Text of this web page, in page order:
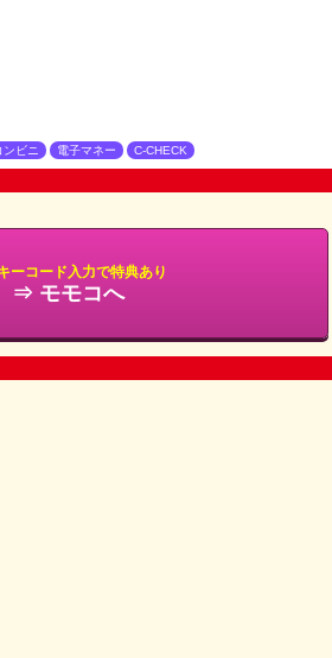
ンビニ 電子マネー C-CHECK
ーコード入力で特典あり
⇒ モモコへ